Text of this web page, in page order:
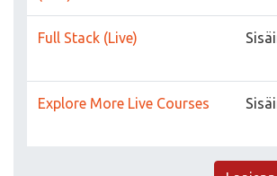
Full Stack (Live)
Explore More Live Courses